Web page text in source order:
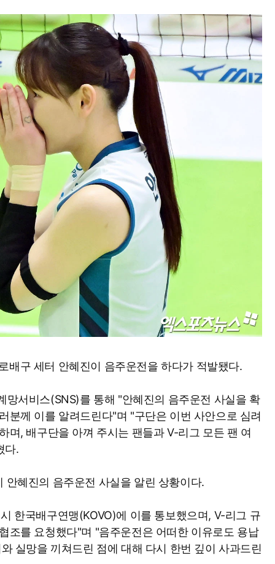
배구 세터 안혜진이 음주운전을 하다가 적발됐다.
망서비스(SNS)를 통해 "안혜진의 음주운전 사실을 확
분께 이를 알려드린다"며 "구단은 이번 사안으로 심려
며, 배구단을 아껴 주시는 팬들과 V-리그 모든 팬 여
다.
안혜진의 음주운전 사실을 알린 상황이다.
한국배구연맹(KOVO)에 이를 통보했으며, V-리그 규
조를 요청했다"며 "음주운전은 어떠한 이유로도 용납
실망을 끼쳐드린 점에 대해 다시 한번 깊이 사과드린